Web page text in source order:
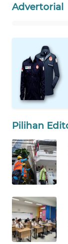
Advertorial
Pilihan
WAHANA
ADVOKAT
WAHANA
INFRASTRUKTUR
KONSUMEN
WAHANA
LISTRIK
TRAVEL
WAHANA
TV